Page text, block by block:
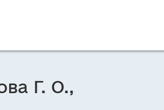
Г. О.,